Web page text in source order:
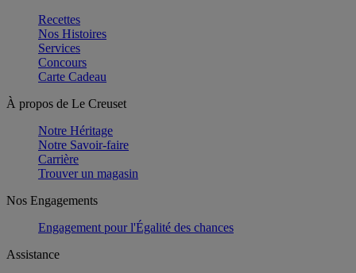
Recettes
Nos Histoires
Services
Concours
Carte Cadeau
À propos de Le Creuset
Notre Héritage
Notre Savoir-faire
Carrière
Trouver un magasin
Nos Engagements
Engagement pour l'Égalité des chances
Assistance